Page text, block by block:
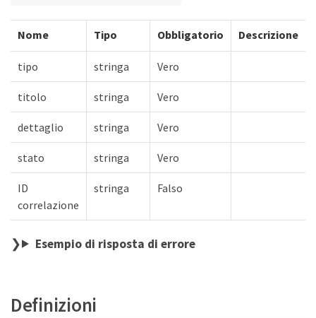
Nome Tipo Obbligatorio Descrizione
tipo stringa Vero
titolo stringa Vero
dettaglio stringa Vero
stato stringa Vero
ID
correlazione
stringa Falso
Esempio di risposta di errore
Definizioni